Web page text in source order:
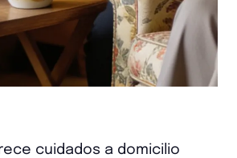
cuidados a domicilio